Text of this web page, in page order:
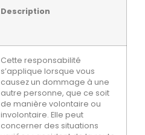
Description
Cette responsabilité
s’applique lorsque vous
causez un dommage à une
autre personne, que ce soit
de manière volontaire ou
involontaire. Elle peut
concerner des situations